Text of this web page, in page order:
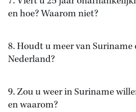
en hoe? Waarom niet?
8. Houdt u meer van Suriname
Nederland?
9. Zou u weer in Suriname
en waarom?